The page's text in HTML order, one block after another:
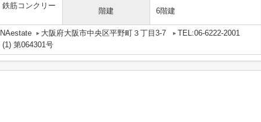
筋コンクリー
階建 6階建
大阪府大阪市中央区平野町３丁目3-7
TEL:06-6222-2001
第064301号